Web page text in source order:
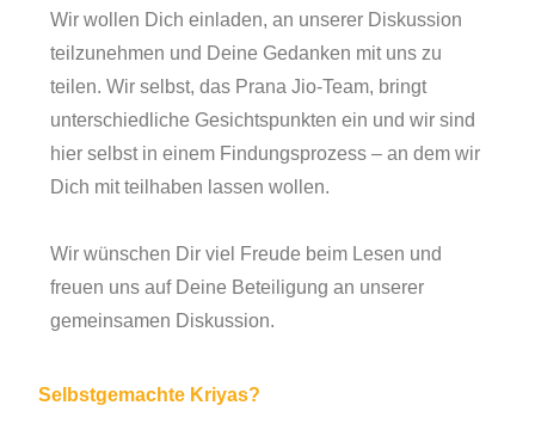
Wir wollen Dich einladen, an unserer Diskussion
teilzunehmen und Deine Gedanken mit uns zu
teilen. Wir selbst, das Prana Jio-Team, bringt
unterschiedliche Gesichtspunkten ein und wir sind
hier selbst in einem Findungsprozess – an dem wir
Dich mit teilhaben lassen wollen.
Wir wünschen Dir viel Freude beim Lesen und
freuen uns auf Deine Beteiligung an unserer
gemeinsamen Diskussion.
Selbstgemachte Kriyas?